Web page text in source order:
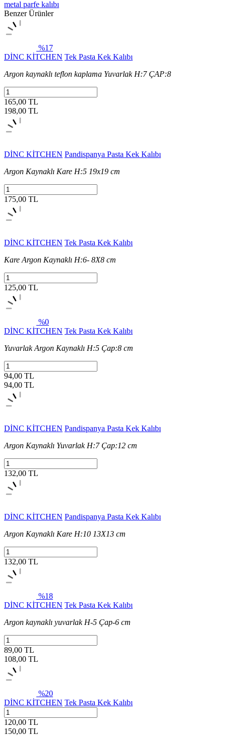
metal parfe kalıbı
Benzer Ürünler
%17
DİNC KİTCHEN Tek Pasta Kek Kalıbı
Argon kaynaklı teflon kaplama Yuvarlak H:7 ÇAP:8
165,00 TL
198,00 TL
DİNC KİTCHEN Pandispanya Pasta Kek Kalıbı
Argon Kaynaklı Kare H:5 19x19 cm
175,00 TL
DİNC KİTCHEN Tek Pasta Kek Kalıbı
Kare Argon Kaynaklı H:6- 8X8 cm
125,00 TL
%0
DİNC KİTCHEN Tek Pasta Kek Kalıbı
Yuvarlak Argon Kaynaklı H:5 Çap:8 cm
94,00 TL
94,00 TL
DİNC KİTCHEN Pandispanya Pasta Kek Kalıbı
Argon Kaynaklı Yuvarlak H:7 Çap:12 cm
132,00 TL
DİNC KİTCHEN Pandispanya Pasta Kek Kalıbı
Argon Kaynaklı Kare H:10 13X13 cm
132,00 TL
%18
DİNC KİTCHEN Tek Pasta Kek Kalıbı
Argon kaynaklı yuvarlak H-5 Çap-6 cm
89,00 TL
108,00 TL
%20
DİNC KİTCHEN Tek Pasta Kek Kalıbı
120,00 TL
150,00 TL